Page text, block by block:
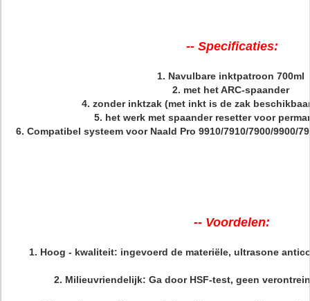
-- Specificaties:
1. Navulbare inktpatroon 700ml
2. met het ARC-spaander
4. zonder inktzak (met inkt is de zak
5. het werk met spaander resetter voor
6. Compatibel systeem voor Naald Pro 9910/7910/7900/9900/
-- Voordelen:
1. Hoog - kwaliteit: ingevoerd de materiële, ultrasone
2. Milieuvriendelijk: Ga door HSF-test, geen